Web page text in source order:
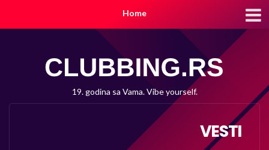
Home
19. godina sa Vama. Vibe yourself.
VESTI